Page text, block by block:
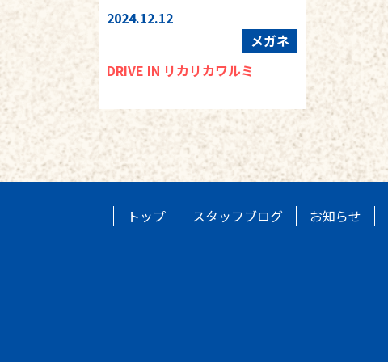
2024.12.12
メガネ
DRIVE IN リカリカワルミ
トップ スタッフブログ お知らせ